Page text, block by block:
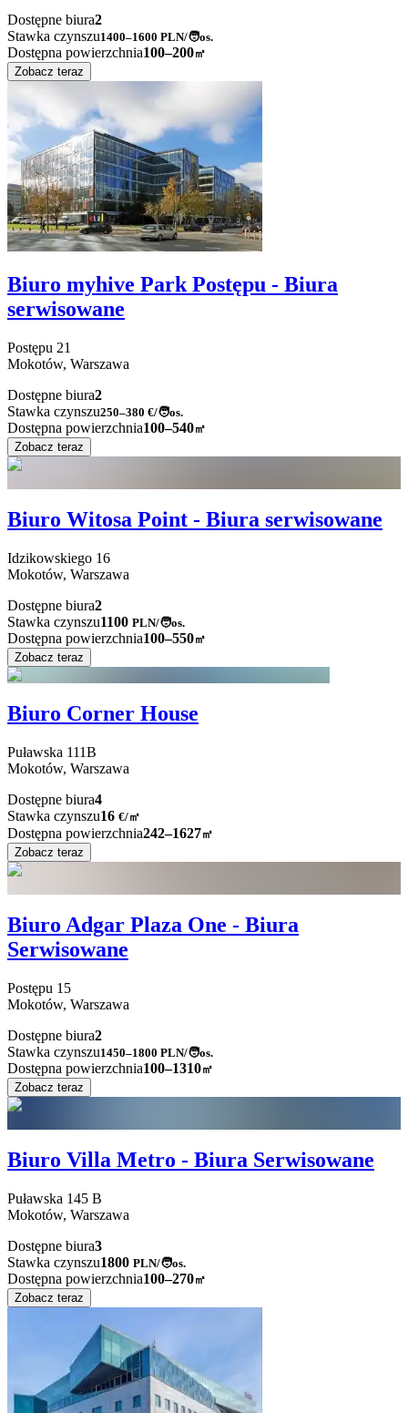
Dostępne biura2
Stawka czynszu1400–1600 PLN/🧑os.
Dostępna powierzchnia100–200㎡
Zobacz teraz
Biuro myhive Park Postępu - Biura
serwisowane
Postępu 21
Mokotów, Warszawa
Dostępne biura2
Stawka czynszu250–380 €/🧑os.
Dostępna powierzchnia100–540㎡
Zobacz teraz
Biuro Witosa Point - Biura serwisowane
Idzikowskiego 16
Mokotów, Warszawa
Dostępne biura2
Stawka czynszu1100 PLN/🧑os.
Dostępna powierzchnia100–550㎡
Zobacz teraz
Biuro Corner House
Puławska 111B
Mokotów, Warszawa
Dostępne biura4
Stawka czynszu16 €/㎡
Dostępna powierzchnia242–1627㎡
Zobacz teraz
Biuro Adgar Plaza One - Biura
Serwisowane
Postępu 15
Mokotów, Warszawa
Dostępne biura2
Stawka czynszu1450–1800 PLN/🧑os.
Dostępna powierzchnia100–1310㎡
Zobacz teraz
Biuro Villa Metro - Biura Serwisowane
Puławska 145 B
Mokotów, Warszawa
Dostępne biura3
Stawka czynszu1800 PLN/🧑os.
Dostępna powierzchnia100–270㎡
Zobacz teraz